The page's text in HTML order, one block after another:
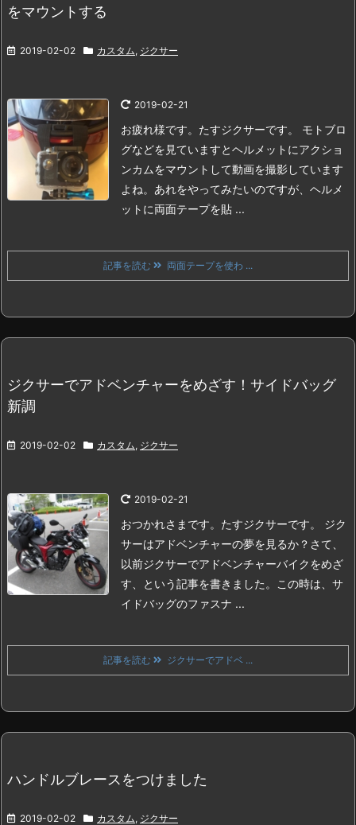
をマウントする
2019-02-02 カスタム, ジクサー
2019-02-21
お疲れ様です。たすジクサーです。
モトブロ
グなどを見ていますとヘルメットにアクショ
ンカムをマウントして動画を撮影しています
よね。 あれをやってみたいのですが、ヘルメ
ットに両面テープを貼 ...
記事を読む 両面テープを使わ ...
ジクサーでアドベンチャーをめざす！サイドバッグ
新調
2019-02-02 カスタム, ジクサー
2019-02-21
おつかれさまです。たすジクサーです。
ジク
サーはアドベンチャーの夢を見るか？ さて、
以前ジクサーでアドベンチャーバイクをめざ
す、という記事を書きました。
この時は、サ
イドバッグのファスナ ...
記事を読む ジクサーでアドベ ...
ハンドルブレースをつけました
2019-02-02 カスタム, ジクサー